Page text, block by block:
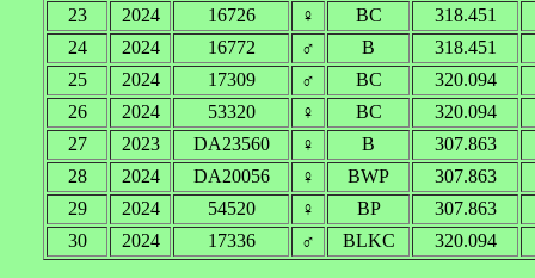
23
2024 16726 ♀ BC
318.451
24
2024 16772 ♂ B
318.451
25
2024 17309 ♂ BC
320.094
26
2024 53320 ♀ BC
320.094
27
2023 DA23560 ♀ B
307.863
28
2024 DA20056 ♀ BWP
307.863
29
2024 54520 ♀ BP
307.863
30
2024 17336 ♂ BLKC 320.094